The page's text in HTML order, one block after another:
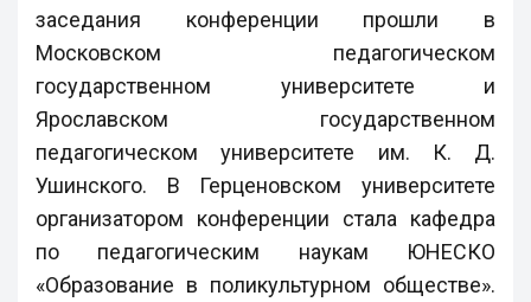
заседания конференции прошли в
Московском педагогическом
государственном университете и
Ярославском государственном
педагогическом университете им. К. Д.
Ушинского. В Герценовском университете
организатором конференции стала кафедра
по педагогическим наукам ЮНЕСКО
«Образование в поликультурном обществе».